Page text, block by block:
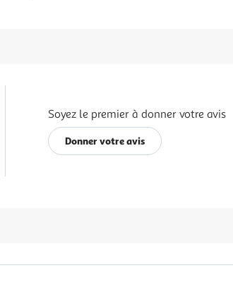
Soyez le premier à donner votre avis
Donner votre avis